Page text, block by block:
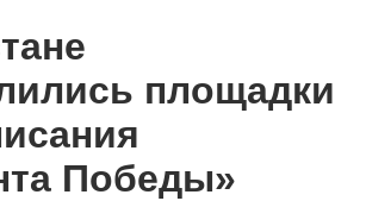
площадки
Победы»